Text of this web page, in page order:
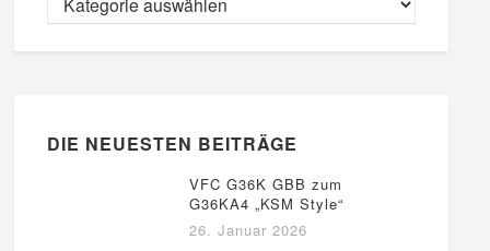
DIE NEUESTEN BEITRÄGE
VFC G36K GBB zum
G36KA4 „KSM Style“
26. Januar 2026